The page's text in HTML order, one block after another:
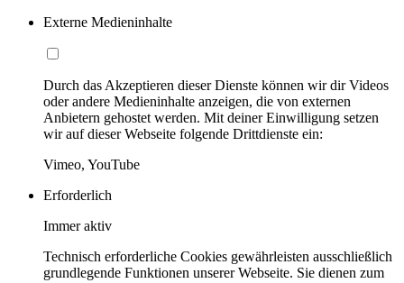
Externe Medieninhalte
Durch das Akzeptieren dieser Dienste können wir dir Videos
oder andere Medieninhalte anzeigen, die von externen
Anbietern gehostet werden. Mit deiner Einwilligung setzen
wir auf dieser Webseite folgende Drittdienste ein:
Vimeo, YouTube
Erforderlich
Immer aktiv
Technisch erforderliche Cookies gewährleisten ausschließlich
grundlegende Funktionen unserer Webseite. Sie dienen zum